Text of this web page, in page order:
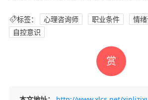
标签： 心理咨询师 职业条件 情
自控意识
赏